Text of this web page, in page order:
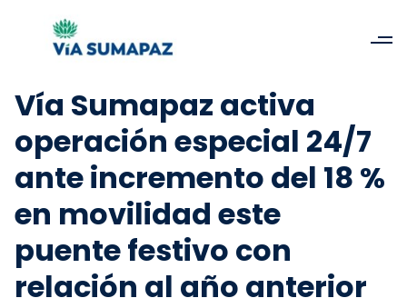
Vía Sumapaz activa
operación especial 24/7
ante incremento del 18 %
en movilidad este
puente festivo con
relación al año anterior